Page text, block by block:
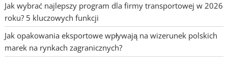
Jak wybrać najlepszy program dla firmy transportowej w 2026
roku? 5 kluczowych funkcji
Jak opakowania eksportowe wpływają na wizerunek polskich
marek na rynkach zagranicznych?